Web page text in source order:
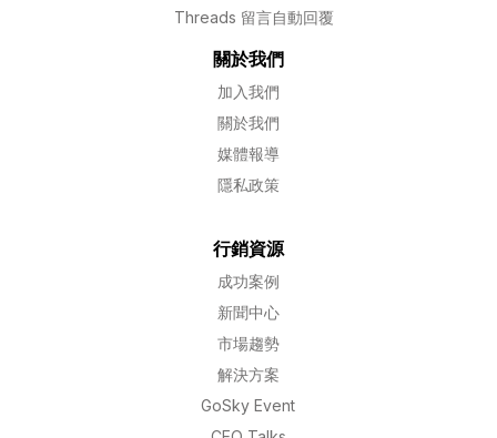
Threads 留言自動回覆
關於我們
加入我們
關於我們
媒體報導
隱私政策
行銷資源
成功案例
新聞中心
市場趨勢
解決方案
GoSky Event